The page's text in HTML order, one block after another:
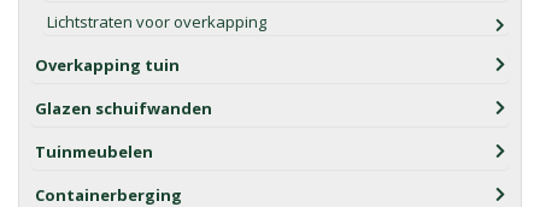
Lichtstraten voor overkapping
Overkapping tuin
Glazen schuifwanden
Tuinmeubelen
Containerberging